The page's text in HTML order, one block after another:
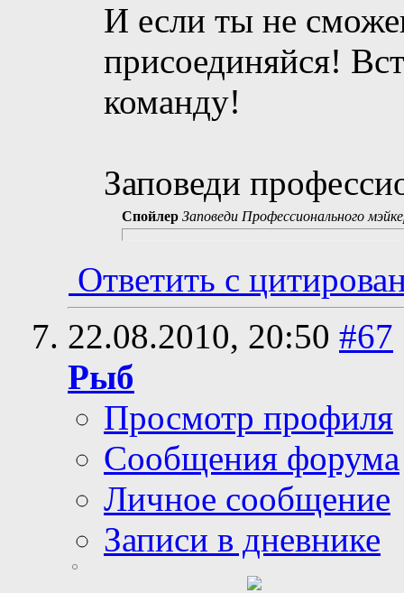
И если ты не
присоединяйся!
команду!
Заповеди
Спойлер Заповеди Профессионального
Ответить с
22.08.2010, 20:50 #67
Рыб
Просмотр профиля
Сообщения форума
Личное сообщение
Записи в дневнике